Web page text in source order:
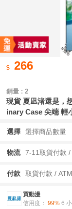
266
銷量 : 2
現貨 夏凪渚還是，
inary Case 尖端 輕
選擇 選擇商品數量
物流
付款 取貨付款 /
買動漫
信用度： 99% 6